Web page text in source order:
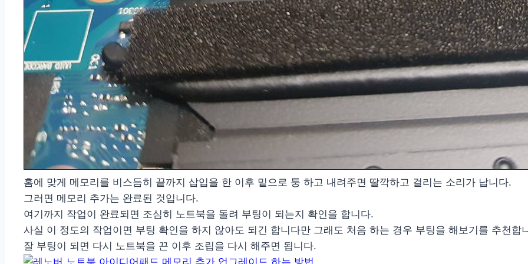
홈에 맞게 메모리를 비스듬히 끝까지 삽입을 한 이후 밑으로 퉁 하고 내려주면 딸깍하고 걸리는 소리가 납니다.
그러면 메모리 추가는 완료된 것입니다.
여기까지 작업이 완료되면 조심히 노트북을 돌려 부팅이 되는지 확인을 합니다.
사실 이 정도의 작업이면 부팅 확인을 하지 않아도 되긴 합니다만 그래도 처음 하는 경우 부팅을 해보기를 추천합
잘 부팅이 되면 다시 노트북을 끈 이후 조립을 다시 해주면 됩니다.